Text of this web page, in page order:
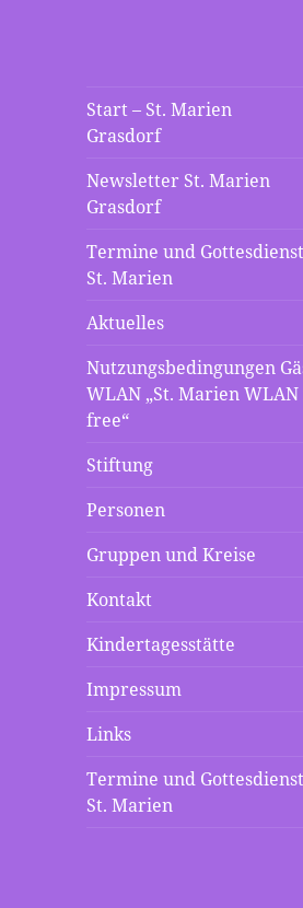
St. Marien
Grasdorf
Die neue Webseite der St
Mariengemeinde Grasdorf
Start – St. Marien
Grasdorf
Newsletter St. Marien
Grasdorf
Termine und
St. Marien
Aktuelles
Nutzungsbedingungen
WLAN „St. Marien
free“
Stiftung
Personen
Gruppen und Kreise
Kontakt
Kindertagesstätte
Impressum
Links
Termine und
St. Marien